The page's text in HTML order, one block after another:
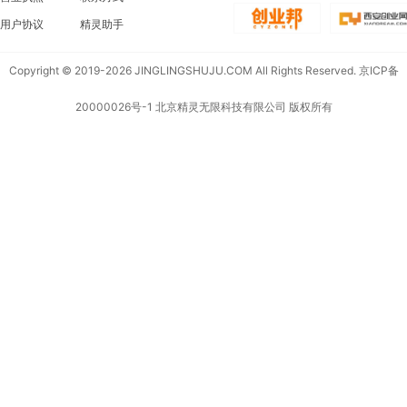
用户协议
精灵助手
Copyright © 2019-2026 JINGLINGSHUJU.COM All Rights Reserved.京ICP备
20000026号-1 北京精灵无限科技有限公司 版权所有